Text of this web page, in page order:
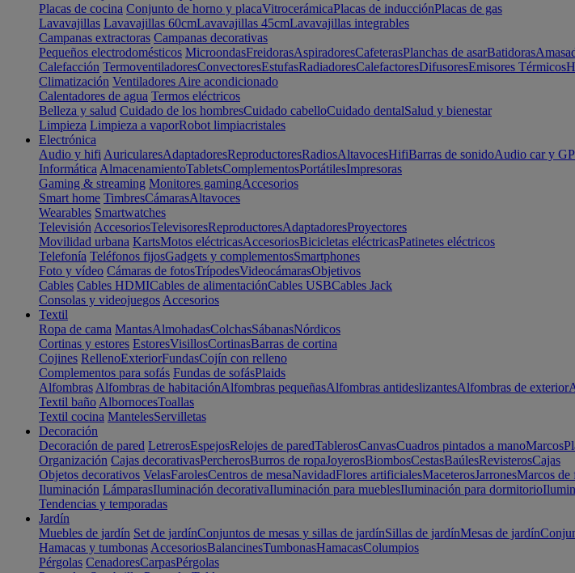
Placas de cocina Conjunto de horno y placaVitrocerámicaPlacas de inducciónPlacas de gas
Lavavajillas Lavavajillas 60cmLavavajillas 45cmLavavajillas integrables
Campanas extractoras Campanas decorativas
Pequeños electrodomésticos MicroondasFreidorasAspiradoresCafeterasPlanchas de asarBatidoras
Calefacción TermoventiladoresConvectoresEstufasRadiadoresCalefactoresDifusoresEmisores Térmicos
Climatización Ventiladores Aire acondicionado
Calentadores de agua Termos eléctricos
Belleza y salud Cuidado de los hombresCuidado cabelloCuidado dentalSalud y bienestar
Limpieza Limpieza a vaporRobot limpiacristales
Electrónica
Audio y hifi AuricularesAdaptadoresReproductoresRadiosAltavocesHifiBarras de sonidoAudio car y
Informática AlmacenamientoTabletsComplementosPortátilesImpresoras
Gaming & streaming Monitores gamingAccesorios
Smart home TimbresCámarasAltavoces
Wearables Smartwatches
Televisión AccesoriosTelevisoresReproductoresAdaptadoresProyectores
Movilidad urbana KartsMotos eléctricasAccesoriosBicicletas eléctricasPatinetes eléctricos
Telefonía Teléfonos fijosGadgets y complementosSmartphones
Foto y vídeo Cámaras de fotosTrípodesVideocámarasObjetivos
Cables Cables HDMICables de alimentaciónCables USBCables Jack
Consolas y videojuegos Accesorios
Textil
Ropa de cama MantasAlmohadasColchasSábanasNórdicos
Cortinas y estores EstoresVisillosCortinasBarras de cortina
Cojines RellenoExteriorFundasCojín con relleno
Complementos para sofás Fundas de sofásPlaids
Alfombras Alfombras de habitaciónAlfombras pequeñasAlfombras antideslizantesAlfombras de exterior
Textil baño AlbornocesToallas
Textil cocina MantelesServilletas
Decoración
Decoración de pared LetrerosEspejosRelojes de paredTablerosCanvasCuadros pintados a manoMarcos
Organización Cajas decorativasPercherosBurros de ropaJoyerosBiombosCestasBaúlesRevisterosCajas
Objetos decorativos VelasFarolesCentros de mesaNavidadFlores artificialesMaceterosJarronesMarcos de
Iluminación LámparasIluminación decorativaIluminación para mueblesIluminación para dormitorio
Tendencias y temporadas
Jardín
Muebles de jardín Set de jardínConjuntos de mesas y sillas de jardínSillas de jardínMesas de jardín
Hamacas y tumbonas AccesoriosBalancinesTumbonasHamacasColumpios
Pérgolas CenadoresCarpasPérgolas